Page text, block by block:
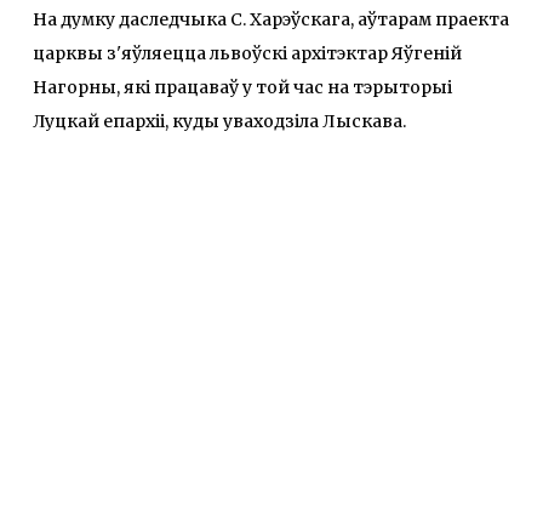
На думку даследчыка С. Харэўскага, аўтарам праекта
царквы з'яўляецца львоўскі архітэктар Яўгеній
Нагорны, які працаваў у той час на тэрыторыі
Луцкай епархіі, куды уваходзіла Лыскава.